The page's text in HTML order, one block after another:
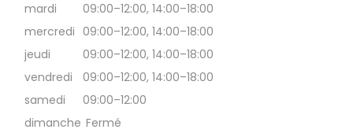
mardi
09:00–12:00, 14:00–18:00
mercredi 09:00–12:00, 14:00–18:00
jeudi
09:00–12:00, 14:00–18:00
vendredi
09:00–12:00, 14:00–18:00
samedi
09:00–12:00
dimanche Fermé